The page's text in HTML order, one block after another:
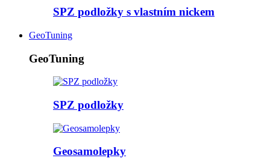
SPZ podložky s vlastním nickem
GeoTuning
GeoTuning
SPZ podložky
Geosamolepky